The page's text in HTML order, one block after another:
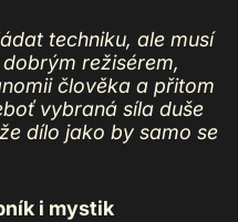
techniku, ale musí
režisérem,
člověka a přitom
vybraná síla duše
dílo jako by samo se
i mystik